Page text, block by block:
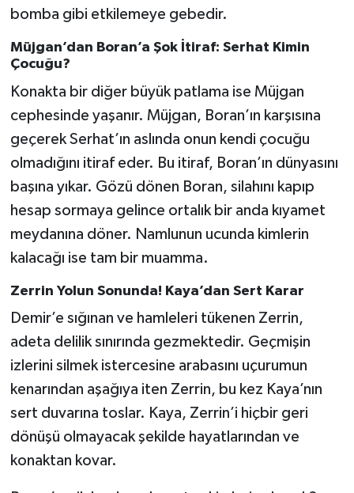
bomba gibi etkilemeye gebedir.
Müjgan’dan Boran’a Şok İtiraf: Serhat Kimin
Çocuğu?
Konakta bir diğer büyük patlama ise Müjgan
cephesinde yaşanır. Müjgan, Boran’ın karşısına
geçerek Serhat’ın aslında onun kendi çocuğu
olmadığını itiraf eder. Bu itiraf, Boran’ın dünyasını
başına yıkar. Gözü dönen Boran, silahını kapıp
hesap sormaya gelince ortalık bir anda kıyamet
meydanına döner. Namlunun ucunda kimlerin
kalacağı ise tam bir muamma.
Zerrin Yolun Sonunda! Kaya’dan Sert Karar
Demir’e sığınan ve hamleleri tükenen Zerrin,
adeta delilik sınırında gezmektedir. Geçmişin
izlerini silmek istercesine arabasını uçurumun
kenarından aşağıya iten Zerrin, bu kez Kaya’nın
sert duvarına toslar. Kaya, Zerrin’i hiçbir geri
dönüşü olmayacak şekilde hayatlarından ve
konaktan kovar.